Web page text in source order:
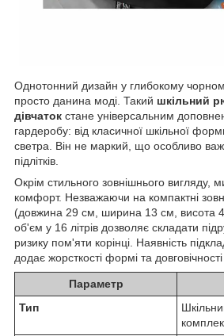
Однотонний дизайн у глибокому
просто данина моді. Такий шкільний
дівчаток стане універсальним
гардеробу: від класичної шкільної
светра. Він не маркий, що особливо
підлітків.
Окрім стильного зовнішнього вигляду,
комфорт. Незважаючи на компактні
(довжина 29 см, ширина 13 см, висота
об'єм у 16 літрів дозволяє складати
ризику пом'яти корінці. Наявність
додає жорсткості формі та
Параметр
Тип